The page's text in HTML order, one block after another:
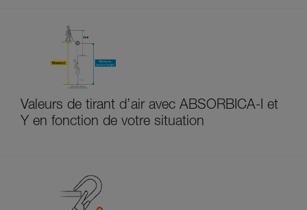
Valeurs de tirant d’air avec ABSORBICA-I et
Y en fonction de votre situation